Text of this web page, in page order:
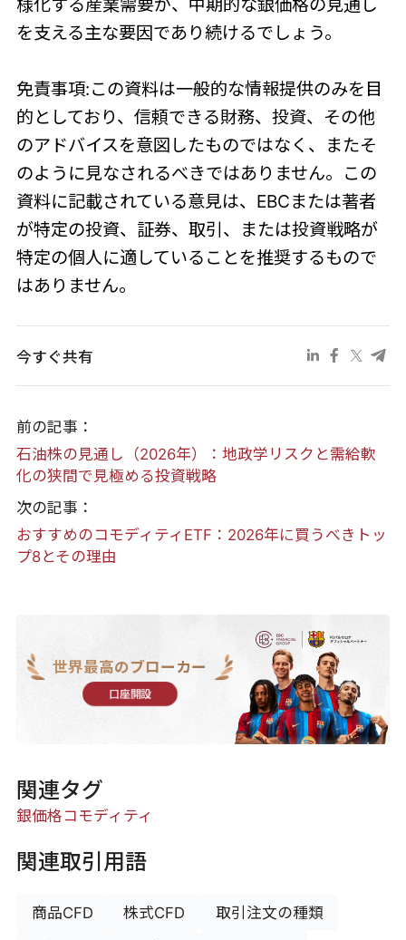
を支える主な要因であり続けるでしょう。
免責事項:この資料は一般的な情報提供のみを目
的としており、信頼できる財務、投資、その他
のアドバイスを意図したものではなく、またそ
のように見なされるべきではありません。この
資料に記載されている意見は、EBCまたは著者
が特定の投資、証券、取引、または投資戦略が
特定の個人に適していることを推奨するもので
はありません。
今すぐ共有
前の記事：
石油株の見通し（2026年）：地政学リスクと需給軟
化の狭間で見極める投資戦略
次の記事：
おすすめのコモディティETF：2026年に買うべきトッ
プ8とその理由
世界最高のブローカー
口座開設
関連タグ
銀価格 コモディティ
関連取引用語
商品CFD 株式CFD 取引注文の種類